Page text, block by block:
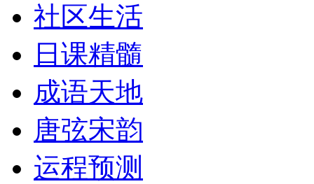
社区生活
日课精髓
成语天地
唐弦宋韵
运程预测